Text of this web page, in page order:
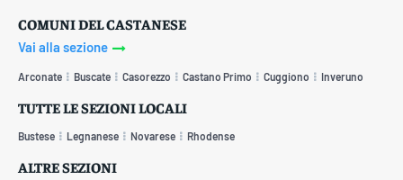
COMUNI DEL CASTANESE
Vai alla sezione
Arconate Buscate Casorezzo Castano Primo Cuggiono Inveruno
TUTTE LE SEZIONI LOCALI
Bustese Legnanese Novarese Rhodense
ALTRE SEZIONI